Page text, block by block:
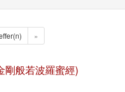
»
剛般若波羅蜜經)